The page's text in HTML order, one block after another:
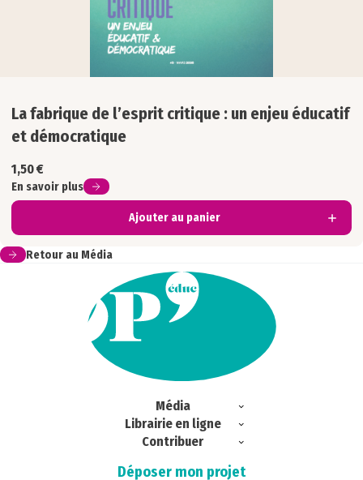
La fabrique de l’esprit critique : un enjeu éducatif
et démocratique
1,50€
En savoir plus
Ajouter au panier
Retour au Média
Média
Exclu web
Portrait
Librairie en ligne
Magazines
Contribuer
S’abonner
Déposer mon projet